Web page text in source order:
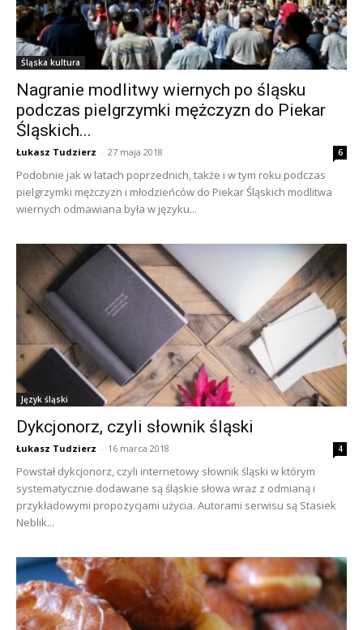
Śląska kultura
Nagranie modlitwy wiernych po śląsku
podczas pielgrzymki mężczyzn do Piekar
Śląskich...
Łukasz Tudzierz - 27 maja 2018 6
Podobnie jak w latach poprzednich, także i w tym roku podczas
pielgrzymki mężczyzn i młodzieńców do Piekar Śląskich modlitwa
wiernych odmawiana była w języku...
Język śląski
Dykcjonorz, czyli słownik śląski
Łukasz Tudzierz - 16 marca 2018 4
Powstał dykcjonorz, czyli internetowy słownik śląski w którym
systematycznie dodawane są śląskie słowa wraz z odmianą i
przykładowymi propozycjami użycia. Autorami serwisu są Stasiek
Neblik...